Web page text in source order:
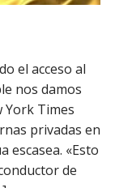
el acceso al
nos damos
York Times
privadas en
escasea. «Esto
de